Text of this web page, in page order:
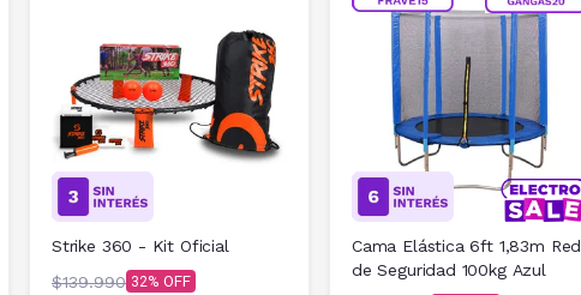
Strike 360 - Kit Oficial
$139.990 32
Cama Elástica 6ft 1,83m Red
de Seguridad 100kg Azul